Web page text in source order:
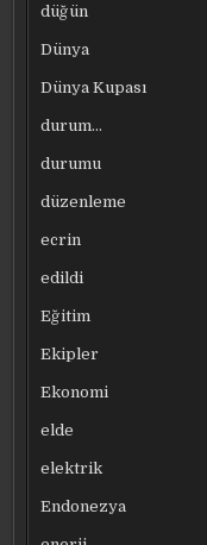
düğün
Dünya
Dünya Kupası
durum…
durumu
düzenleme
ecrin
edildi
Eğitim
Ekipler
Ekonomi
elde
elektrik
Endonezya